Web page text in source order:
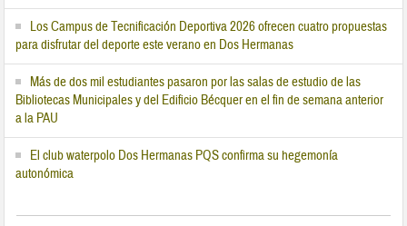
Los Campus de Tecnificación Deportiva 2026 ofrecen cuatro propuestas
para disfrutar del deporte este verano en Dos Hermanas
Más de dos mil estudiantes pasaron por las salas de estudio de las
Bibliotecas Municipales y del Edificio Bécquer en el fin de semana anterior
a la PAU
El club waterpolo Dos Hermanas PQS confirma su hegemonía
autonómica